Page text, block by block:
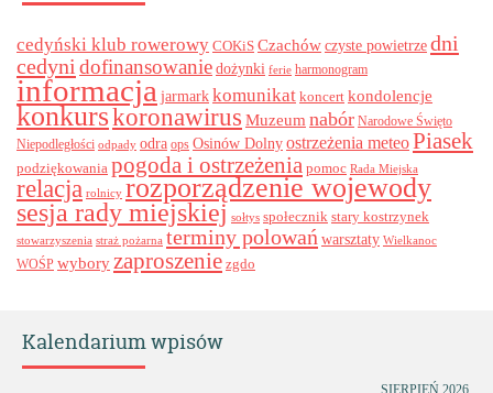
cedyński klub rowerowy COKiS Czachówczyste powietrzedni
cedyni dofinansowanie dożynki ferie harmonogram
informacja jarmark komunikat koncert kondolencje
konkurskoronawirus Muzeum nabór Narodowe Święto
Niepodległości odpady odra ops Osinów Dolnyostrzeżenia meteoPiasek
podziękowania pogoda i ostrzeżenia pomoc Rada Miejska
relacja rolnicy rozporządzenie wojewody
sesja rady miejskiej sołtys społecznik stary kostrzynek
stowarzyszenia straż pożarna terminy polowań warsztaty Wielkanoc
WOŚP wyboryzaproszenie zgdo
Kalendarium wpisów
SIERPIEŃ 2026